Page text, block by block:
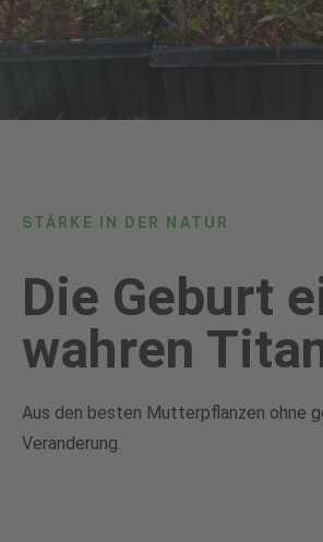
STÄRKE IN DER NATUR
Die Geburt
wahren
Aus den besten Mutterpflanzen ohne
Veränderung.